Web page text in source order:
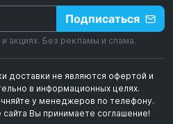
Подписаться
акциях. Без рекламы и спама.
доставки не являются офертой и
в информационных целях.
у менеджеров по телефону.
Вы принимаете соглашение!